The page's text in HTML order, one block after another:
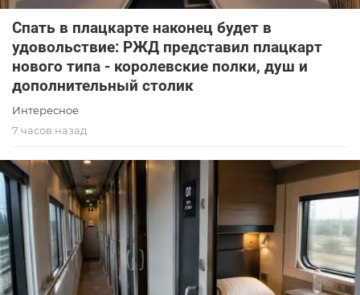
Спать в плацкарте наконец будет в
удовольствие: РЖД представил плацкарт
нового типа - королевские полки, душ и
дополнительный столик
Интересное
7 часов назад